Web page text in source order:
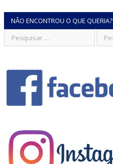
NÃO ENCONTROU O QUE QUERIA?